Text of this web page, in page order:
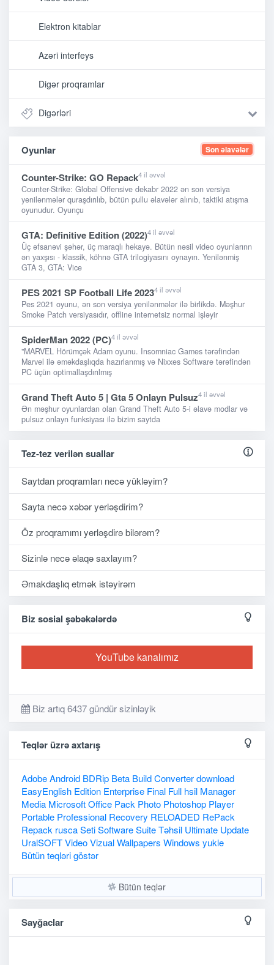
Elektron kitablar
Azəri interfeys
Digər proqramlar
Digərləri
Oyunlar Son əlavələr
Counter-Strike: GO Repack4 il əvvəl
Counter-Strike: Global Offensive dekabr 2022 ən son versiya
yenilənmələr quraşdırılıb, bütün pullu əlavələr alınıb, taktiki atışma
oyunudur. Oyunçu
GTA: Definitive Edition (2022)4 il əvvəl
Üç əfsanəvi şəhər, üç maraqlı hekayə. Bütün nəsil video oyunlarınn
ən yaxşısı - klassik, köhnə GTA trilogiyasını oynayın. Yenilənmiş
GTA 3, GTA: Vice
PES 2021 SP Football Life 20234 il əvvəl
Pes 2021 oyunu, ən son versiya yenilənmələr ilə birlikdə. Məşhur
Smoke Patch versiyasıdır, offline internetsiz normal işləyir
SpiderMan 2022 (PC)4 il əvvəl
"MARVEL Hörümçək Adam oyunu. Insomniac Games tərəfindən
Marvel ilə əməkdaşlıqda hazırlanmış və Nixxes Software tərəfindən
PC üçün optimallaşdırılmış
Grand Theft Auto 5 | Gta 5 Onlayn Pulsuz4 il əvvəl
Ən məşhur oyunlardan olan Grand Theft Auto 5-i əlavə modlar və
pulsuz onlayn funksiyası ilə bizim saytda
Tez-tez verilən suallar
Saytdan proqramları necə yükləyim?
Sayta necə xəbər yerləşdirim?
Öz proqramımı yerləşdirə bilərəm?
Sizinlə necə əlaqə saxlayım?
Əmakdaşlıq etmək istəyirəm
Biz sosial şəbəkələrdə
YouTube kanalımız
Biz artıq 6437 gündür sizinləyik
Teqlər üzrə axtarış
AdobeAndroid BDRip Beta BuildConverterdownload
EasyEnglish Edition Enterprise Final Full hsil Manager
Media MicrosoftOffice Pack Photo Photoshop Player
Portable Professional Recovery RELOADED RePack
Repack ruscaSetiSoftwareSuiteTəhsil Ultimate Update
UralSOFTVideoVizualWallpapers Windows yukle
Bütün teqləri göstər
Bütün teqlər
Sayğaclar